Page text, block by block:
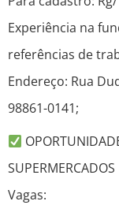
Experiência na
referências de
Endereço: Rua
98861-0141;
SUPERMERCADOS
Vagas: